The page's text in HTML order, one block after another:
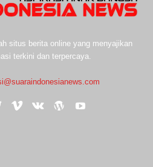
situs berita online yang menyajikan
terkini dan terpercaya.